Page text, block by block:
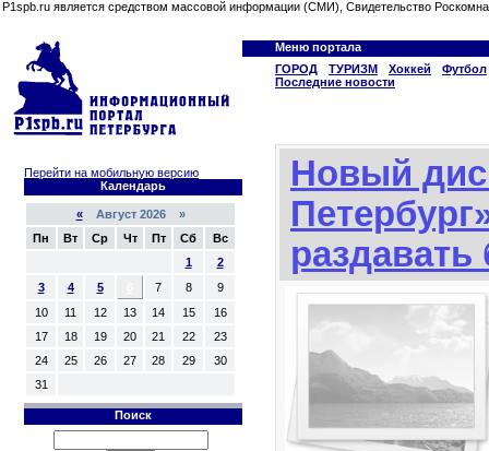
P1spb.ru является средством массовой информации (СМИ), Свидетельство
Меню портала
ГОРОД
ТУРИЗМ Хоккей
Футбол
Последние новости
Перейти на мобильную версию
Календарь
«Август 2026 »
Пн
Вт Ср Чт Пт Сб
Вс
1
2
3
4 5 7 8
9
10
11 12 13 14 15
16
17
18 19 20 21 22
23
24
25 26 27 28 29
30
31
Поиск
Новый
раздавать